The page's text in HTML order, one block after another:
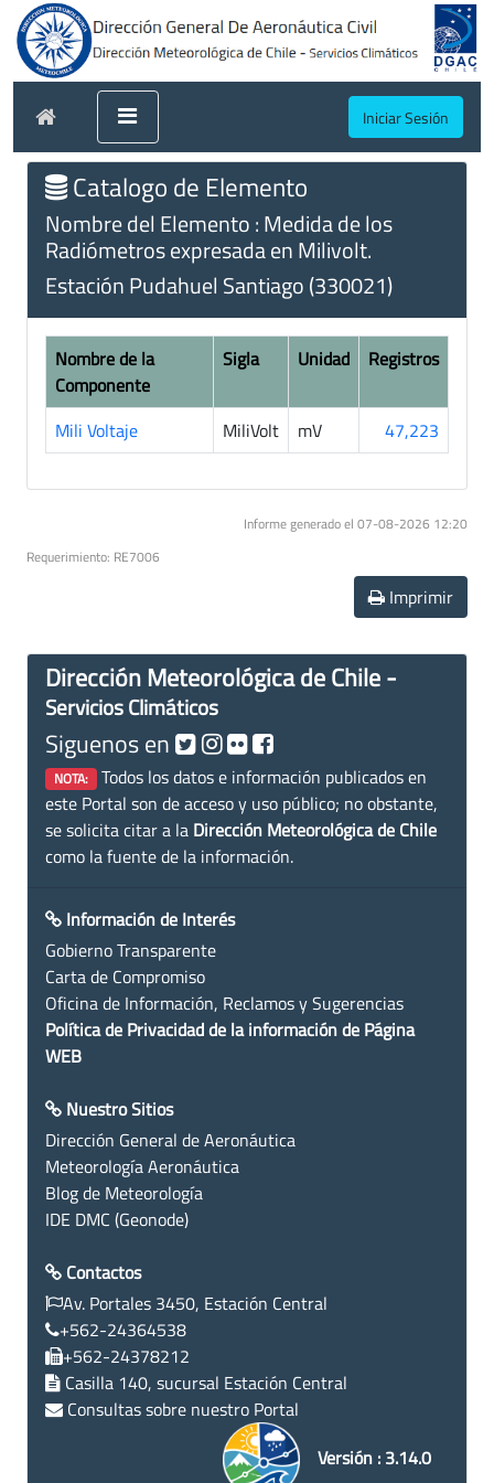
Iniciar Sesión
Catalogo de Elemento
Nombre del Elemento : Medida de los
Radiómetros expresada en Milivolt.
Estación Pudahuel Santiago (330021)
Nombre de la
Componente
Sigla Unidad Registros
Mili Voltaje MiliVolt mV 47,223
Informe generado el 07-08-2026 12:20
Requerimiento: RE7006
Imprimir
Dirección Meteorológica de Chile -
Servicios Climáticos
Siguenos en
NOTA: Todos los datos e información publicados en
este Portal son de acceso y uso público; no obstante,
se solicita citar a la Dirección Meteorológica de Chile
como la fuente de la información.
Información de Interés
Gobierno Transparente
Carta de Compromiso
Oficina de Información, Reclamos y Sugerencias
Política de Privacidad de la información de Página
WEB
Nuestro Sitios
Dirección General de Aeronáutica
Meteorología Aeronáutica
Blog de Meteorología
IDE DMC (Geonode)
Contactos
Av. Portales 3450, Estación Central
+562-24364538
+562-24378212
Casilla 140, sucursal Estación Central
Consultas sobre nuestro Portal
Versión : 3.14.0